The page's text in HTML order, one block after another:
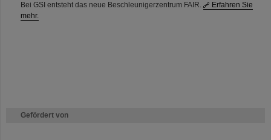
Bei GSI entsteht das neue Beschleunigerzentrum FAIR.
Erfahren Sie
mehr.
Gefördert von